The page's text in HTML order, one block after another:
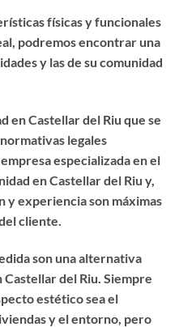
físicas y funcionales
podremos encontrar una
y las de su comunidad
en Castellar del Riu que se
legales
especializada en el
en Castellar del Riu y,
y experiencia son máximas
cliente.
son una alternativa
del Riu. Siempre
estético sea el
y el entorno, pero